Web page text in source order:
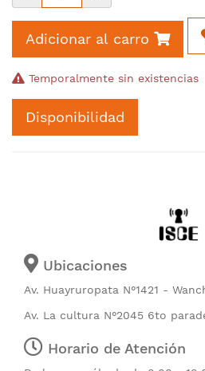
Adicionar al carro
Temporalmente sin existencias
Disponibilidad
Ubicaciones
Av. Huayruropata N°1421 -
Av. La cultura N°2045 6to
Horario de Atención